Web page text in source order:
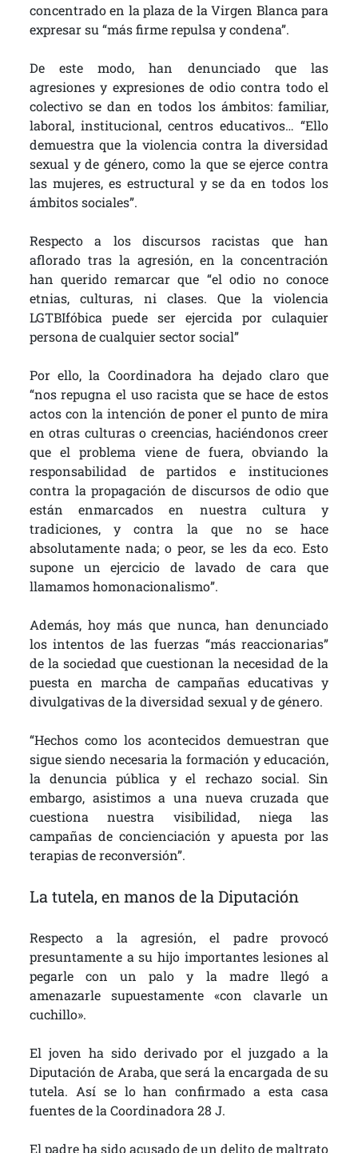
concentrado en la plaza de la Virgen Blanca para
expresar su “más firme repulsa y condena”.
De este modo, han denunciado que las
agresiones y expresiones de odio contra todo el
colectivo se dan en todos los ámbitos: familiar,
laboral, institucional, centros educativos… “Ello
demuestra que la violencia contra la diversidad
sexual y de género, como la que se ejerce contra
las mujeres, es estructural y se da en todos los
ámbitos sociales”.
Respecto a los discursos racistas que han
aflorado tras la agresión, en la concentración
han querido remarcar que “el odio no conoce
etnias, culturas, ni clases. Que la violencia
LGTBIfóbica puede ser ejercida por culaquier
persona de cualquier sector social”
Por ello, la Coordinadora ha dejado claro que
“nos repugna el uso racista que se hace de estos
actos con la intención de poner el punto de mira
en otras culturas o creencias, haciéndonos creer
que el problema viene de fuera, obviando la
responsabilidad de partidos e instituciones
contra la propagación de discursos de odio que
están enmarcados en nuestra cultura y
tradiciones, y contra la que no se hace
absolutamente nada; o peor, se les da eco. Esto
supone un ejercicio de lavado de cara que
llamamos homonacionalismo”.
Además, hoy más que nunca, han denunciado
los intentos de las fuerzas “más reaccionarias”
de la sociedad que cuestionan la necesidad de la
puesta en marcha de campañas educativas y
divulgativas de la diversidad sexual y de género.
“Hechos como los acontecidos demuestran que
sigue siendo necesaria la formación y educación,
la denuncia pública y el rechazo social. Sin
embargo, asistimos a una nueva cruzada que
cuestiona nuestra visibilidad, niega las
campañas de concienciación y apuesta por las
terapias de reconversión”.
La tutela, en manos de la Diputación
Respecto a la agresión, el padre provocó
presuntamente a su hijo importantes lesiones al
pegarle con un palo y la madre llegó a
amenazarle supuestamente «con clavarle un
cuchillo».
El joven ha sido derivado por el juzgado a la
Diputación de Araba, que será la encargada de su
tutela. Así se lo han confirmado a esta casa
fuentes de la Coordinadora 28 J.
El padre ha sido acusado de un delito de maltrato